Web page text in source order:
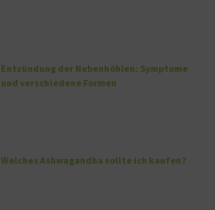
Entzündung der Nebenhöhlen: Symptome
und verschiedene Formen
Welches Ashwagandha sollte ich kaufen?